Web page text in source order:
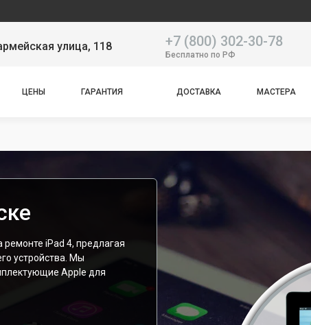
улица, 118 +7 (800) 302-30-78
Бесплатно по РФ
ЦЕНЫ ГАРАНТИЯ ДОСТАВКА МАСТЕРА
iPad 4, предлагая
устройства. Мы
Apple для